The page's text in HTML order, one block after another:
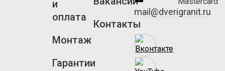
и
оплата
Монтаж
Гарантии
Контакты
mail@dverigranit.ru